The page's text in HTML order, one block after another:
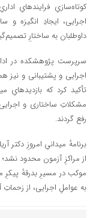
کوتاه‌سازیِ فرایندهایِ
اجرایی، ایجادِ انگیزه و
داوطلبان به ساختارِ
سرپرست پژوهشکده در
اجرایی و پشتیبانی و نیز
تأکید کرد که بازدیدهایِ
مشکلاتِ ساختاری و
رفع گردند.
برنامهٔ میدانیِ امروزِ دکتر
از مراکزِ آزمون محدود
موکب در مسیرِ بدرقهٔ پیکرِ
به عواملِ اجرایی، از زحماتِ